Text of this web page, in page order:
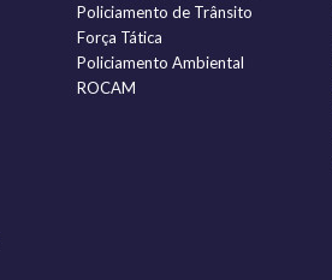
Policiamento de Trânsito
Força Tática
Policiamento Ambiental
ROCAM